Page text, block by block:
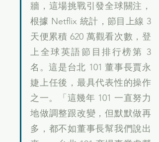
牆，這場挑戰引發全球關注，
根據 Netflix 統計，節目上線 3
天便累積 620 萬觀看次數，登
上全球英語節目排行榜第 3
名。這是台北 101 董事長賈永
婕上任後，最具代表性的操作
之一。「這幾年 101 一直努力
地做調整跟改變，但默默做再
多，都不如董事長幫我們說出